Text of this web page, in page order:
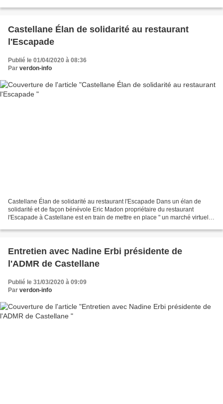
Castellane Élan de solidarité au restaurant
l'Escapade
Publié le 01/04/2020 à 08:36
Par verdon-info
Castellane Élan de solidarité au restaurant l'Escapade Dans un élan de
solidarité et de façon bénévole Eric Madon propriétaire du restaurant
l'Escapade à Castellane est en train de mettre en place " un marché virtuel"
Entretien avec Nadine Erbi présidente de
l'ADMR de Castellane
Publié le 31/03/2020 à 09:09
Par verdon-info